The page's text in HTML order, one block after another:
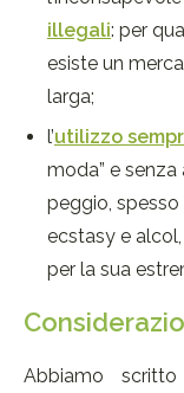
illegali: per
esiste un
larga;
l’utilizzo
moda” e
peggio, spesso
ecstasy e
per la sua
Abbiamo